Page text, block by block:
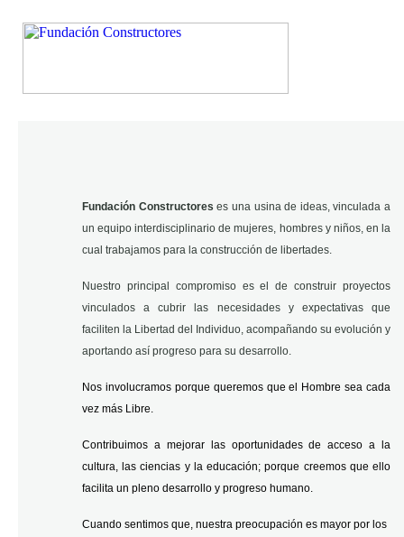
Fundación Constructoreses una usina de ideas, vinculada a
un equipo interdisciplinario de mujeres, hombres y niños, en la
cual trabajamos para la construcción de libertades.
Nuestro principal compromiso es el de construir proyectos
vinculados a cubrir las necesidades y expectativas que
faciliten la Libertad del Individuo, acompañando su evolución y
aportando así progreso para su desarrollo.
Nos involucramos porque queremos que el Hombre sea cada
vez más Libre.
Contribuimos a mejorar las oportunidades de acceso a la
cultura, las ciencias y la educación; porque creemos que ello
facilita un pleno desarrollo y progreso humano.
Cuando sentimos que, nuestra preocupación es mayor por los